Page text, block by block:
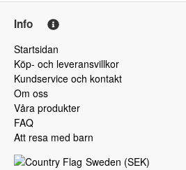
Info
Startsidan
Köp- och leveransvillkor
Kundservice och kontakt
Om oss
Våra produkter
FAQ
Att resa med barn
Sweden (SEK)